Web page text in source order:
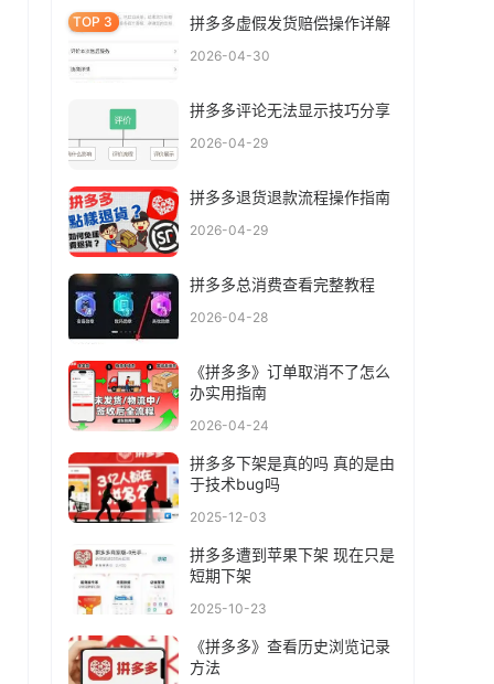
拼多多虚假发货赔偿操作详解
2026-04-30
拼多多评论无法显示技巧分享
2026-04-29
拼多多退货退款流程操作指南
2026-04-29
拼多多总消费查看完整教程
2026-04-28
《拼多多》订单取消不了怎么
办实用指南
2026-04-24
拼多多下架是真的吗 真的是由
于技术bug吗
2025-12-03
拼多多遭到苹果下架 现在只是
短期下架
2025-10-23
《拼多多》查看历史浏览记录
方法